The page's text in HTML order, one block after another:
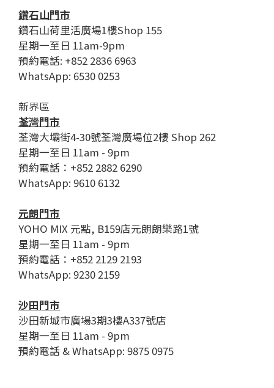
鑽石山門市
鑽石山荷里活廣場1樓Shop 155
星期一至日 11am-9pm
預約電話: +852 2836 6963
WhatsApp: 6530 0253
新界區
荃灣門市
荃灣大壩街4-30號荃灣廣場位2樓 Shop 262
星期一至日 11am - 9pm
預約電話：+852 2882 6290
WhatsApp: 9610 6132
元朗門市
YOHO MIX 元點, B159店元朗朗樂路1號
星期一至日 11am - 9pm
預約電話：+852 2129 2193
WhatsApp: 9230 2159
沙田門市
沙田新城市廣場3期3樓A337號店
星期一至日 11am - 9pm
預約電話 & WhatsApp: 9875 0975